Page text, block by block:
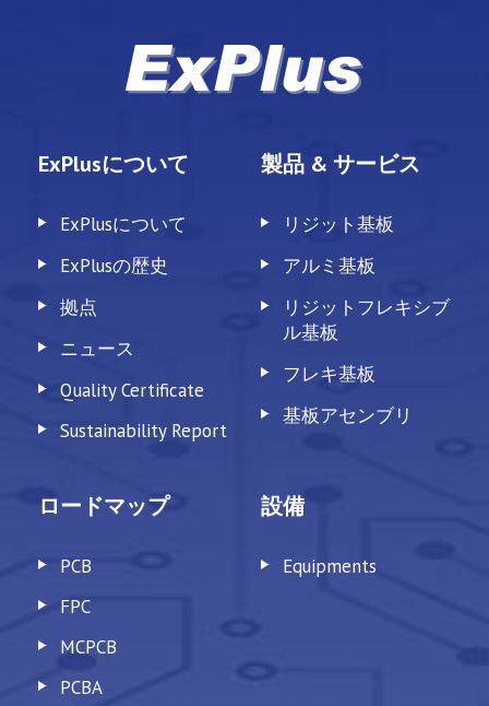
ExPlusについて
ExPlusについて
ExPlusの歴史
拠点
ニュース
Quality Certificate
Sustainability Report
製品 & サービス
リジット基板
アルミ基板
リジットフレキシブ
ル基板
フレキ基板
基板アセンブリ
ロードマップ
PCB
FPC
MCPCB
PCBA
設備
Equipments